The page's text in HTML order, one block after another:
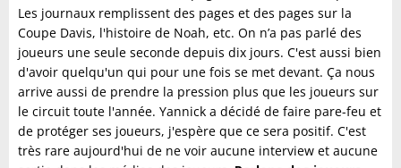
Les journaux remplissent des pages et des pages sur la
Coupe Davis, l'histoire de Noah, etc. On n’a pas parlé des
joueurs une seule seconde depuis dix jours. C'est aussi bien
d'avoir quelqu'un qui pour une fois se met devant. Ça nous
arrive aussi de prendre la pression plus que les joueurs sur
le circuit toute l'année. Yannick a décidé de faire pare-feu et
de protéger ses joueurs, j'espère que ce sera positif. C'est
très rare aujourd'hui de ne voir aucune interview et aucune